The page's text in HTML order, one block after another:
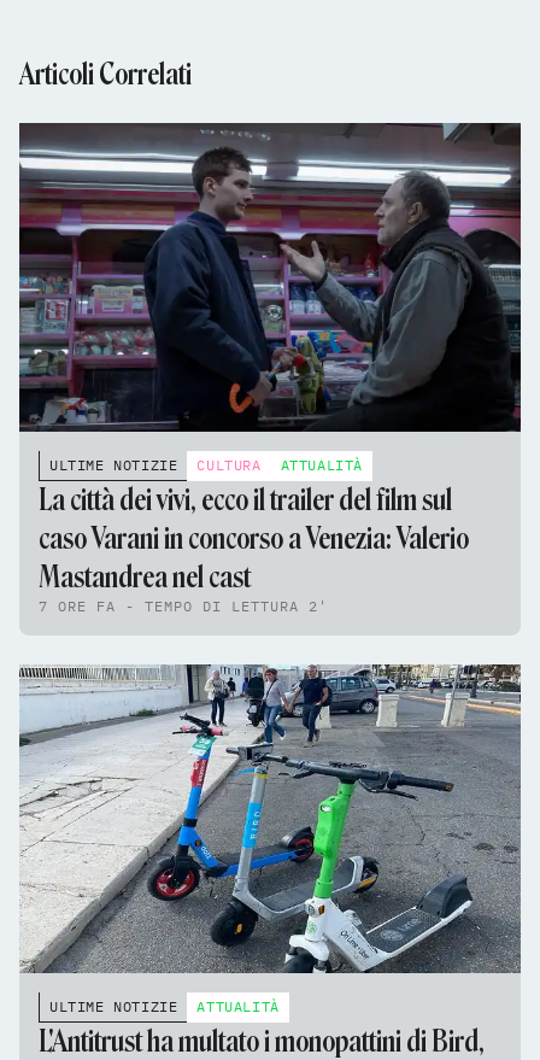
Articoli Correlati
ULTIME NOTIZIE CULTURA ATTUALITÀ
La città dei vivi, ecco il trailer del film sul
caso Varani in concorso a Venezia: Valerio
Mastandrea nel cast
7 ORE FA - TEMPO DI LETTURA 2'
ULTIME NOTIZIE ATTUALITÀ
L'Antitrust ha multato i monopattini di Bird,